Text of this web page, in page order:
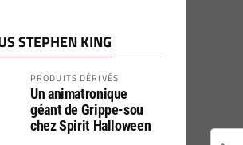
STEPHEN KING
PRODUITS DÉRIVÉS
Un animatronique
géant de Grippe-sou
chez Spirit Halloween